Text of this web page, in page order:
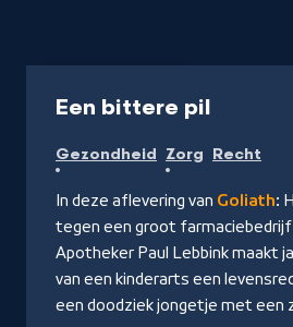
Een bittere pil-
NPO
Luister
Gezondheid Zorg Recht
In deze aflevering van Goliath:
tegen een groot farmaciebedrijf
Apotheker Paul Lebbink maakt
van een kinderarts een
een doodziek jongetje met een